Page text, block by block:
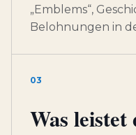
„Emblems“,
Belohnungen in
03
Was